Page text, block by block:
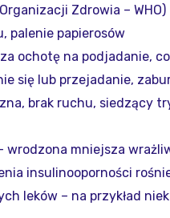
Zdrowia – WHO)
palenie papierosów
ochotę na podjadanie,
się lub przejadanie,
brak ruchu, siedzący
mniejsza
insulinooporności
leków – na przykład